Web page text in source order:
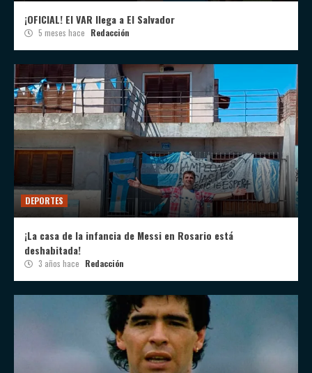
¡OFICIAL! El VAR llega a El Salvador
5 meses hace Redacción
DEPORTES
¡La casa de la infancia de Messi en Rosario está
deshabitada!
3 años hace Redacción